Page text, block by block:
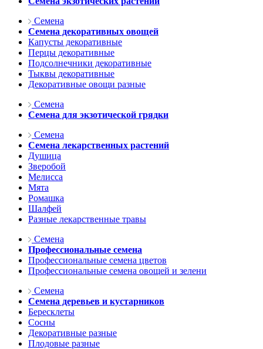
Семена
Семена декоративных овощей
Капусты декоративные
Перцы декоративные
Подсолнечники декоративные
Тыквы декоративные
Декоративные овощи разные
Семена
Семена для экзотической грядки
Семена
Семена лекарственных растений
Душица
Зверобой
Мелисса
Мята
Ромашка
Шалфей
Разные лекарственные травы
Семена
Профессиональные семена
Профессиональные семена цветов
Профессиональные семена овощей и зелени
Семена
Семена деревьев и кустарников
Бересклеты
Сосны
Декоративные разные
Плодовые разные